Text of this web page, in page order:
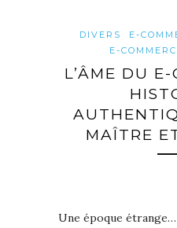
DIVERS
E-
E-
L’ÂME DU
MAÎTRE
Une époque